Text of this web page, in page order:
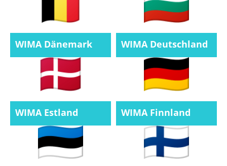
WIMA Dänemark WIMA Deutschland
WIMA Estland WIMA Finnland